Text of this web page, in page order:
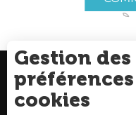
Charte du
Espace Pro
Gestion des
cookies